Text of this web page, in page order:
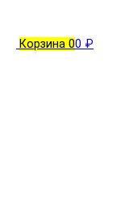
Корзина 00 ₽